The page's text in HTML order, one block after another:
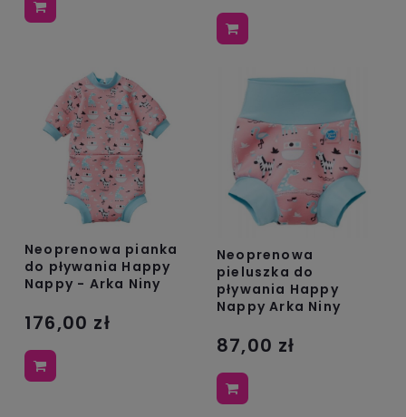
Neoprenowa pianka
do pływania Happy
Nappy - Arka Niny
176,00 zł
Neoprenowa
pieluszka do
pływania Happy
Nappy Arka Niny
87,00 zł